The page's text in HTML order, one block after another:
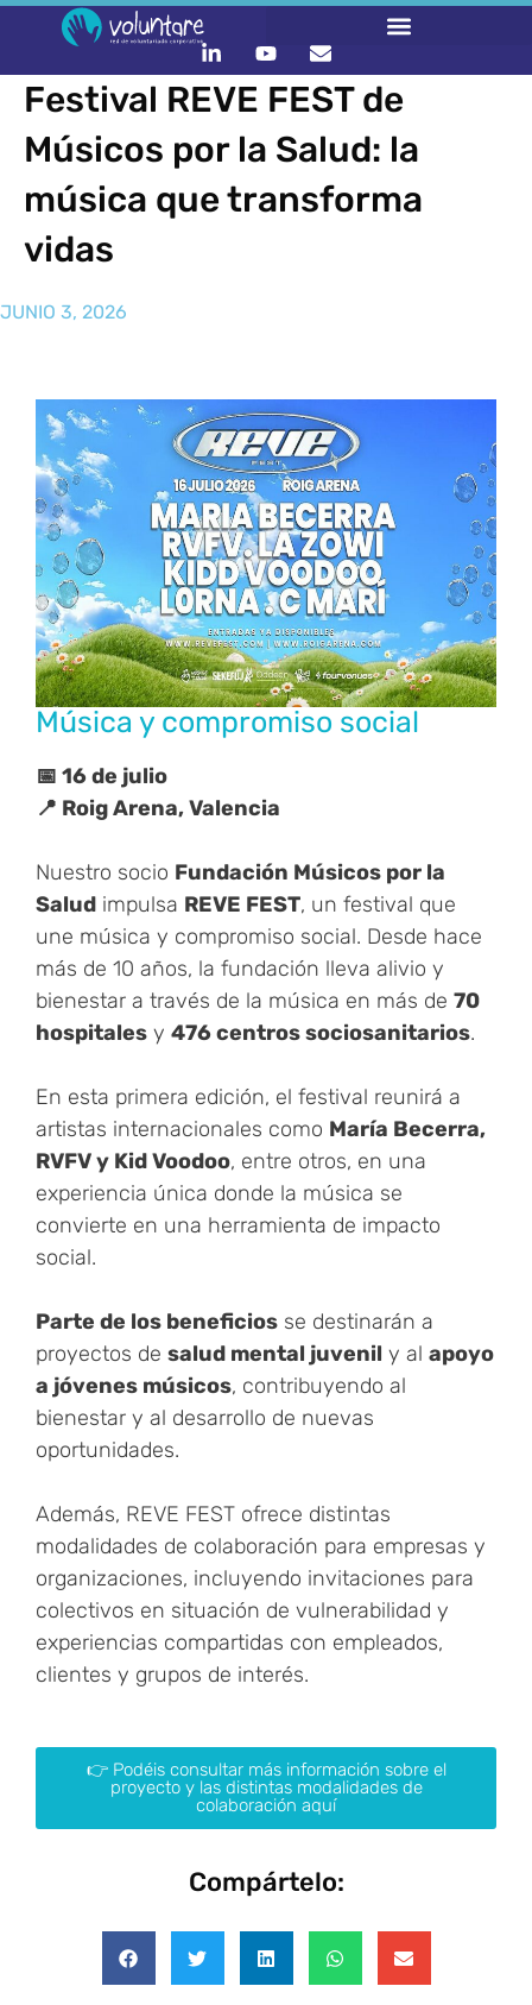
Festival REVE FEST de
Músicos por la Salud: la
música que transforma
vidas
JUNIO 3, 2026
Música y compromiso social
📅 16 de julio
📍 Roig Arena, Valencia
Nuestro socio Fundación Músicos por la
Salud impulsa REVE FEST, un festival que
une música y compromiso social. Desde hace
más de 10 años, la fundación lleva alivio y
bienestar a través de la música en más de 70
hospitales y 476 centros sociosanitarios.
En esta primera edición, el festival reunirá a
artistas internacionales como María Becerra,
RVFV y Kid Voodoo, entre otros, en una
experiencia única donde la música se
convierte en una herramienta de impacto
social.
Parte de los beneficios se destinarán a
proyectos de salud mental juvenil y al apoyo
a jóvenes músicos, contribuyendo al
bienestar y al desarrollo de nuevas
oportunidades.
Además, REVE FEST ofrece distintas
modalidades de colaboración para empresas y
organizaciones, incluyendo invitaciones para
colectivos en situación de vulnerabilidad y
experiencias compartidas con empleados,
clientes y grupos de interés.
👉 Podéis consultar más información sobre el
proyecto y las distintas modalidades de
colaboración aquí
Compártelo: